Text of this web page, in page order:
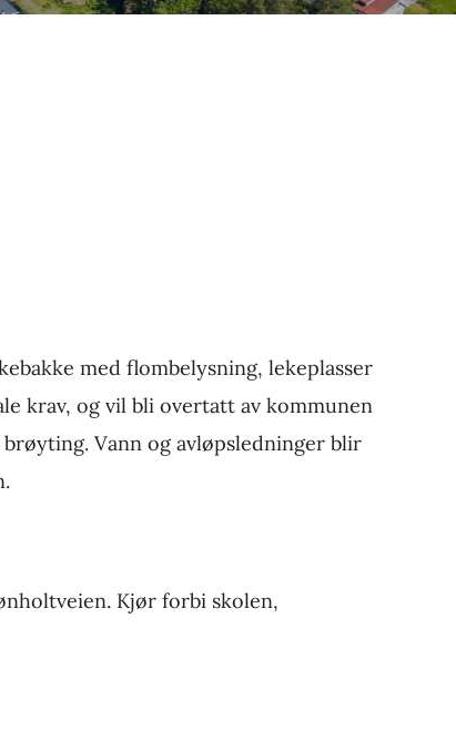
med flombelysning, lekeplasser
krav, og vil bli overtatt av kommunen
Vann og avløpsledninger blir
Kjør forbi skolen,